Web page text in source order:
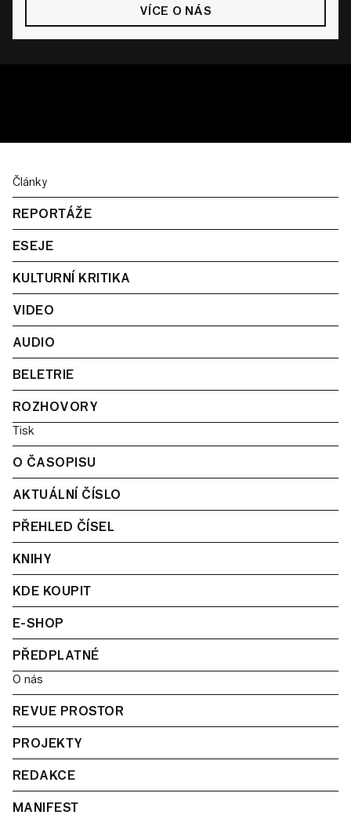
VÍCE O NÁS
Články
REPORTÁŽE
ESEJE
KULTURNÍ KRITIKA
VIDEO
AUDIO
BELETRIE
ROZHOVORY
Tisk
O ČASOPISU
AKTUÁLNÍ ČÍSLO
PŘEHLED ČÍSEL
KNIHY
KDE KOUPIT
E-SHOP
PŘEDPLATNÉ
O nás
REVUE PROSTOR
PROJEKTY
REDAKCE
MANIFEST